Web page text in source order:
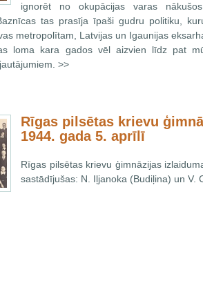
ignorēt no okupācijas varas
tas prasīja īpaši gudru politiku,
metropolītam, Latvijas un Igaunijas
loma kara gados vēl aizvien līdz pat
>>
Rīgas pilsētas krievu
1944. gada 5. aprīlī
Rīgas pilsētas krievu ģimnāzijas
sastādījušas: N. Iļjanoka (Budiļina) un V.